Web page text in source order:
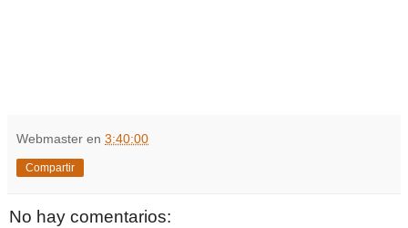
Webmaster en 3:40:00
Compartir
No hay comentarios: